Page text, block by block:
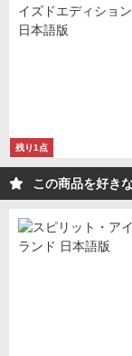
残り1点
この商品を好き